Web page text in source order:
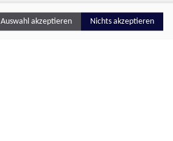
Auswahl akzeptieren Nichts akzeptieren